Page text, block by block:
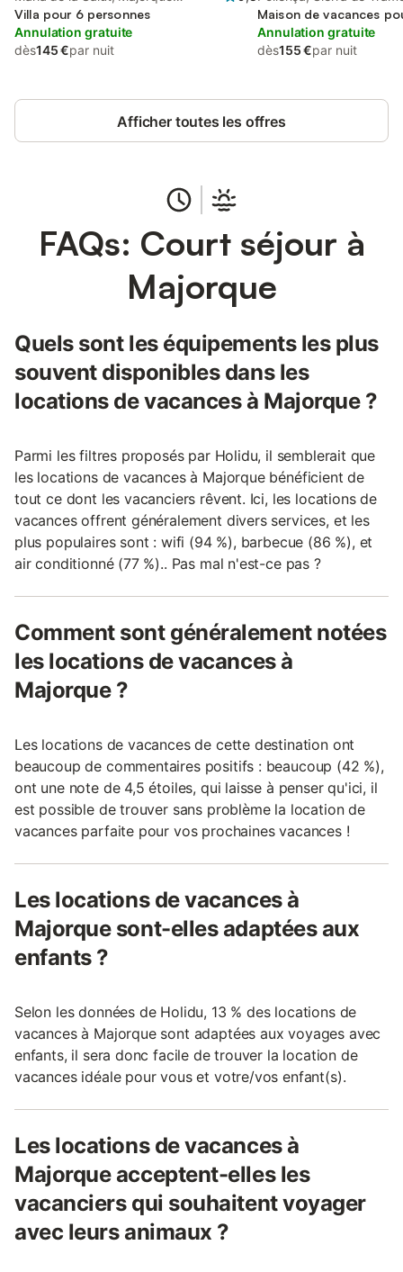
l'intérieur des terres
Villa pour 6 personnes
Annulation gratuite
dès145 €par nuit
Maison de vacances
Annulation gratuite
dès155 €par nuit
Afficher toutes les offres
FAQs: Court séjour à
Majorque
Quels sont les équipements les plus
souvent disponibles dans les
locations de vacances à Majorque ?
Parmi les filtres proposés par Holidu, il semblerait que
les locations de vacances à Majorque bénéficient de
tout ce dont les vacanciers rêvent. Ici, les locations de
vacances offrent généralement divers services, et les
plus populaires sont : wifi (94 %), barbecue (86 %), et
air conditionné (77 %).. Pas mal n'est-ce pas ?
Comment sont généralement notées
les locations de vacances à
Majorque ?
Les locations de vacances de cette destination ont
beaucoup de commentaires positifs : beaucoup (42 %),
ont une note de 4,5 étoiles, qui laisse à penser qu'ici, il
est possible de trouver sans problème la location de
vacances parfaite pour vos prochaines vacances !
Les locations de vacances à
Majorque sont-elles adaptées aux
enfants ?
Selon les données de Holidu, 13 % des locations de
vacances à Majorque sont adaptées aux voyages avec
enfants, il sera donc facile de trouver la location de
vacances idéale pour vous et votre/vos enfant(s).
Les locations de vacances à
Majorque acceptent-elles les
vacanciers qui souhaitent voyager
avec leurs animaux ?